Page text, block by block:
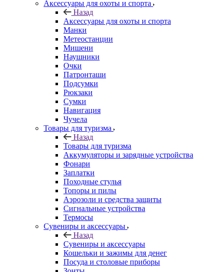
Аксессуары для охоты и спорта
Назад
Аксессуары для охоты и спорта
Манки
Метеостанции
Мишени
Наушники
Очки
Патронташи
Подсумки
Рюкзаки
Сумки
Навигация
Чучела
Товары для туризма
Назад
Товары для туризма
Аккумуляторы и зарядные устройства
Фонари
Заплатки
Походные стулья
Топоры и пилы
Аэрозоли и средства защиты
Сигнальные устройства
Термосы
Сувениры и аксессуары
Назад
Сувениры и аксессуары
Кошельки и зажимы для денег
Посуда и столовые приборы